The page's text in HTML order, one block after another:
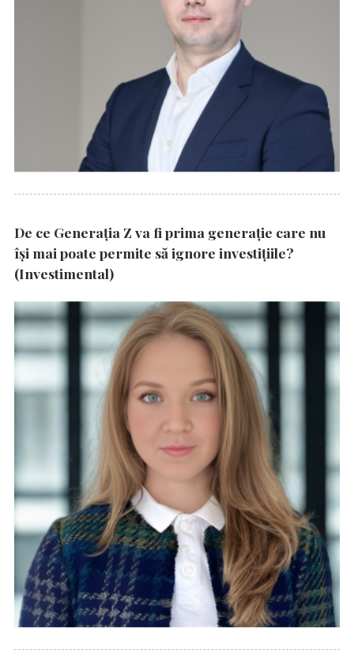
De ce Generația Z va fi prima generație care nu
își mai poate permite să ignore investițiile?
(Investimental)